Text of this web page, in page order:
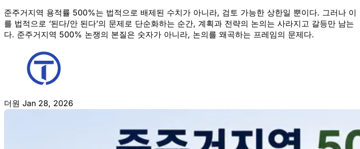
준주거지역 용적률 500%는 법적으로 배제된 수치가 아니라, 검토 가능한 상한일 뿐이다. 그러나 이
를 법적으로 ‘된다/안 된다’의 문제로 단순화하는 순간, 계획과 전략의 논의는 사라지고 갈등만 남는
다. 준주거지역 500% 논쟁의 본질은 숫자가 아니라, 논의를 왜곡하는 프레임의 문제다.
더원 Jan 28, 2026